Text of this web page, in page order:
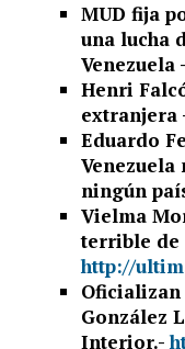
MUD fija
una lucha
Venezuela
Henri
extranjera
Eduardo
Venezuela
ningún
Vielma
terrible de
http://
Oficializan
González
Interior.-